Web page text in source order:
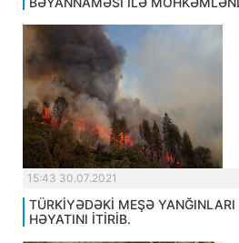
15:43 30.07.2021
TÜRKİYƏDƏKİ MEŞƏ
HƏYATINI İTİRİB.